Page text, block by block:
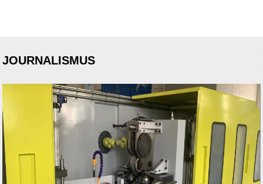
JOURNALISMUS